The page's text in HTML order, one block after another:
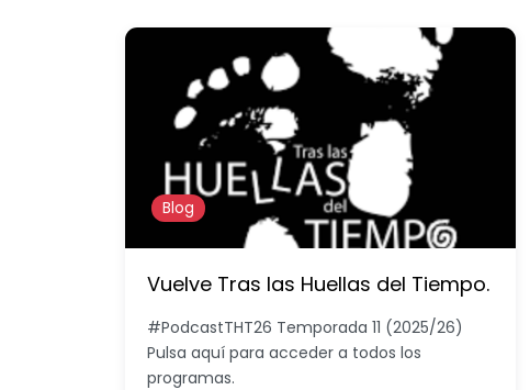
Blog
Vuelve Tras las Huellas del Tiempo.
#PodcastTHT26 Temporada 11 (2025/26)
Pulsa aquí para acceder a todos los
programas.